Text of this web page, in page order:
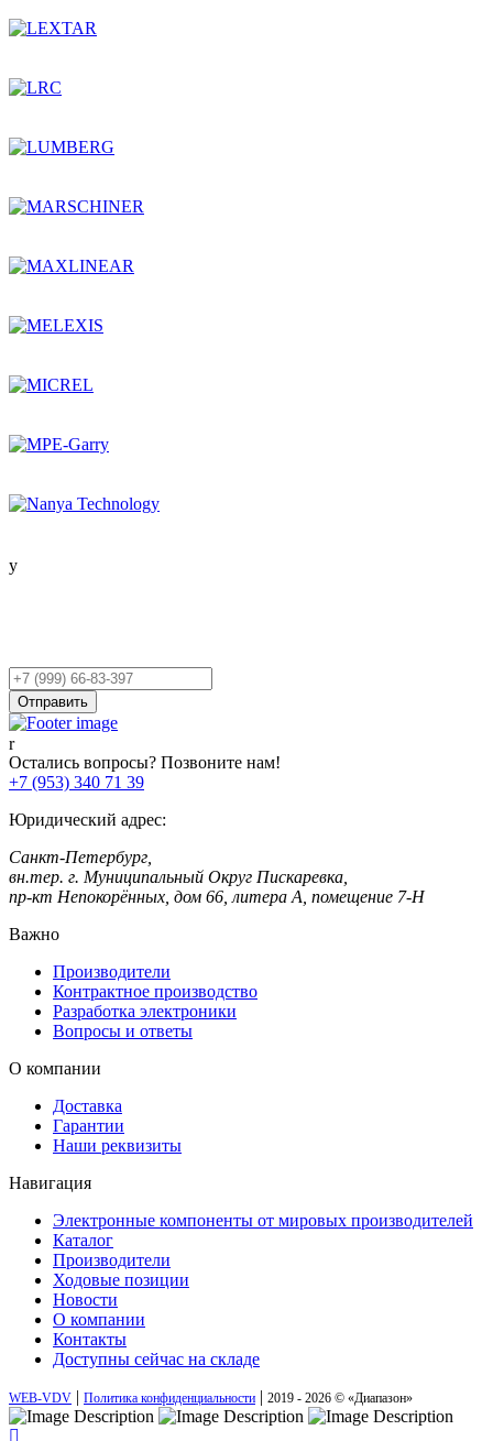
Ваш
телефон
Отправить
Остались вопросы? Позвоните нам!
+7 (953) 340 71 39
Юридический адрес:
Санкт-Петербург,
вн.тер. г. Муниципальный Округ Пискаревка,
пр-кт Непокорённых, дом 66, литера А, помещение 7-Н
Важно
Производители
Контрактное производство
Разработка электроники
Вопросы и ответы
О компании
Доставка
Гарантии
Наши реквизиты
Навигация
Электронные компоненты от мировых производителей
Каталог
Производители
Ходовые позиции
Новости
О компании
Контакты
Доступны сейчас на складе
WEB-VDV | Политика конфиденциальности | 2019 - 2026 © «Диапазон»